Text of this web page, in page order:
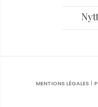
MENTIONS LÉGALES